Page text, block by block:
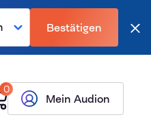
Bestätigen
0
Mein Audion